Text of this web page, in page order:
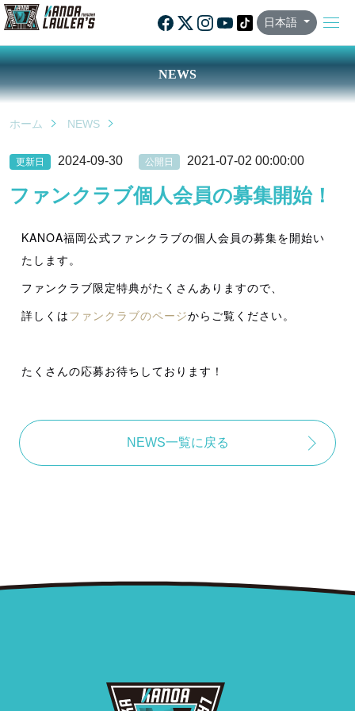
日本語
NEWS
ホーム NEWS
更新日 2024-09-30 公開日 2021-07-02 00:00:00
ファンクラブ個人会員の募集開始！
KANOA福岡公式ファンクラブの個人会員の募集を開始い
たします。
ファンクラブ限定特典がたくさんありますので、
詳しくはファンクラブのページからご覧ください。
たくさんの応募お待ちしております！
NEWS一覧に戻る